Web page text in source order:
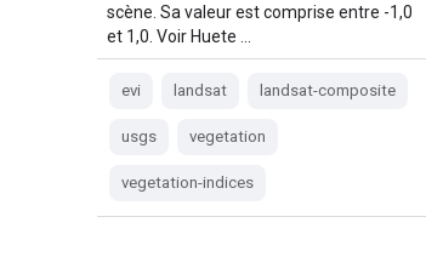
scène. Sa valeur est comprise entre -1,0
et 1,0. Voir Huete …
evi landsat landsat-composite
usgs vegetation
vegetation-indices